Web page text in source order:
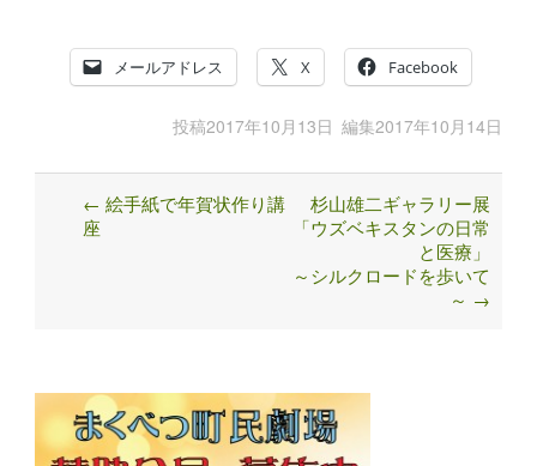
メールアドレス X Facebook
投稿2017年10月13日 編集2017年10月14日
Post
navigation
← 絵手紙で年賀状作り講
座
杉山雄二ギャラリー展
「ウズベキスタンの日常
と医療」
～シルクロードを歩いて
～ →